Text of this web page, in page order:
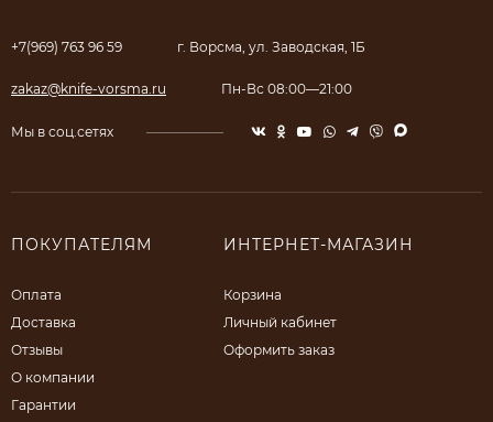
+7(969) 763 96 59 г. Ворсма, ул. Заводская, 1Б
zakaz@knife-vorsma.ru Пн-Вс 08:00—21:00
Мы в соц.сетях
ПОКУПАТЕЛЯМ
Оплата
Доставка
Отзывы
О компании
Гарантии
ИНТЕРНЕТ-МАГАЗИН
Корзина
Личный кабинет
Оформить заказ